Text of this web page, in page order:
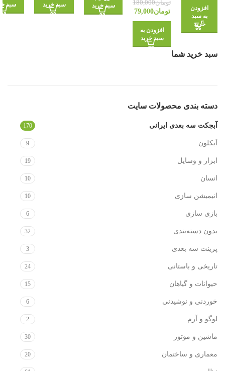
افزودن
به سبد
خرید
تومان180,000
تومان79,000
افزودن به
سبد خرید
سبد خرید
سبد خرید سبد
سبد خرید شما
دسته‌ بندی محصولات سایت
آبجکت سه بعدی ایرانی 170
آیکلون 9
ابزار و وسایل 19
انسان 10
انیمیشن سازی 10
بازی سازی 6
بدون دسته‌بندی 32
پرینت سه بعدی 3
تاریخی و باستانی 24
حیوانات و گیاهان 15
خوردنی و نوشیدنی 6
لوگو و آرم 2
ماشین و موتور 30
معماری و ساختمان 20